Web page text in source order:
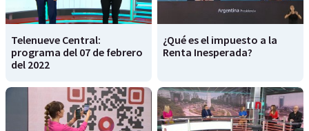
Telenueve Central:
programa del 07 de febrero
del 2022
¿Qué es el impuesto a la
Renta Inesperada?